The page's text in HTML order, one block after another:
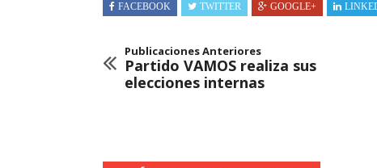
FACEBOOK TWITTER GOOGLE+
Publicaciones Anteriores
Partido VAMOS realiza sus
elecciones internas